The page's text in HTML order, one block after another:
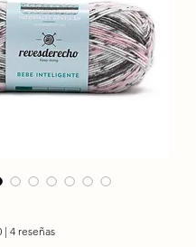
la calificación es de
| 4 reseñas